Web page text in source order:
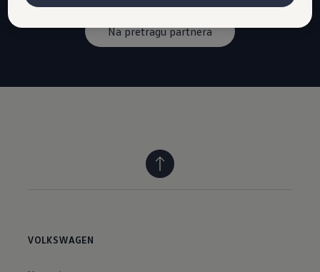
Na pretragu partnera
VOLKSWAGEN